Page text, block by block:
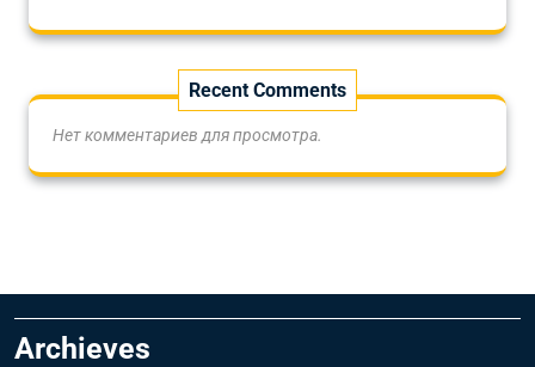
Recent Comments
Нет комментариев для просмотра.
Archieves